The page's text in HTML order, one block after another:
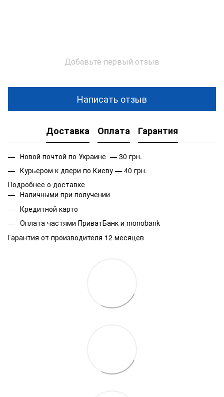
Добавьте первый отзыв
Написать отзыв
Доставка Оплата Гарантия
Новой почтой по Украине — 30 грн.
Курьером к двери по Киеву — 40 грн.
Подробнее о доставке
Наличными при получении
Кредитной карто
Оплата частями ПриватБанк и monobank
Гарантия от производителя 12 месяцев